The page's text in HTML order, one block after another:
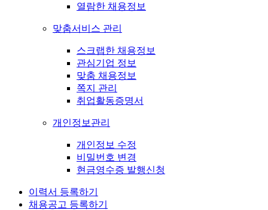
열람한 채용정보
맞춤서비스 관리
스크랩한 채용정보
관심기업 정보
맞춤 채용정보
쪽지 관리
취업활동증명서
개인정보관리
개인정보 수정
비밀번호 변경
현금영수증 발행신청
이력서 등록하기
채용공고 등록하기